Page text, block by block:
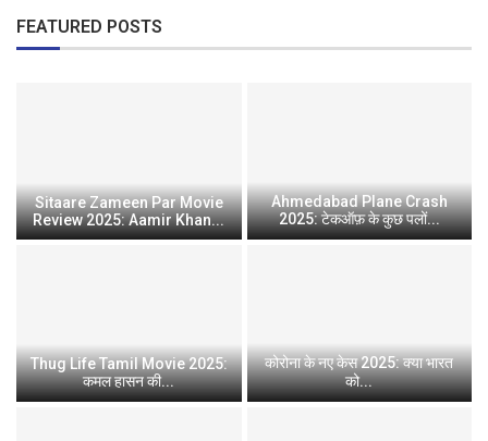
FEATURED POSTS
Sitaare Zameen Par Movie
Review 2025: Aamir Khan...
Ahmedabad Plane Crash
2025: टेकऑफ़ के कुछ पलों...
Thug Life Tamil Movie 2025:
कमल हासन की...
कोरोना के नए केस 2025: क्या भारत
को...